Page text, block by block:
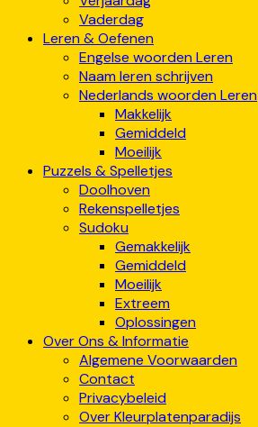
Vaderdag
Leren & Oefenen
Engelse woorden Leren
Naam leren schrijven
Nederlands woorden Leren
Makkelijk
Gemiddeld
Moeilijk
Puzzels & Spelletjes
Doolhoven
Rekenspelletjes
Sudoku
Gemakkelijk
Gemiddeld
Moeilijk
Extreem
Oplossingen
Over Ons & Informatie
Algemene Voorwaarden
Contact
Privacybeleid
Over Kleurplatenparadijs